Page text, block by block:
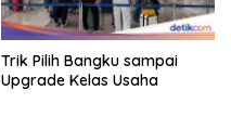
Trik Pilih Bangku sampai
Upgrade Kelas Usaha